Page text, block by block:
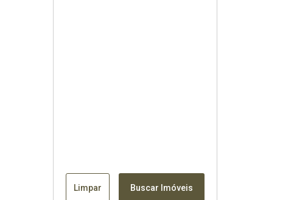
Limpar Buscar Imóveis